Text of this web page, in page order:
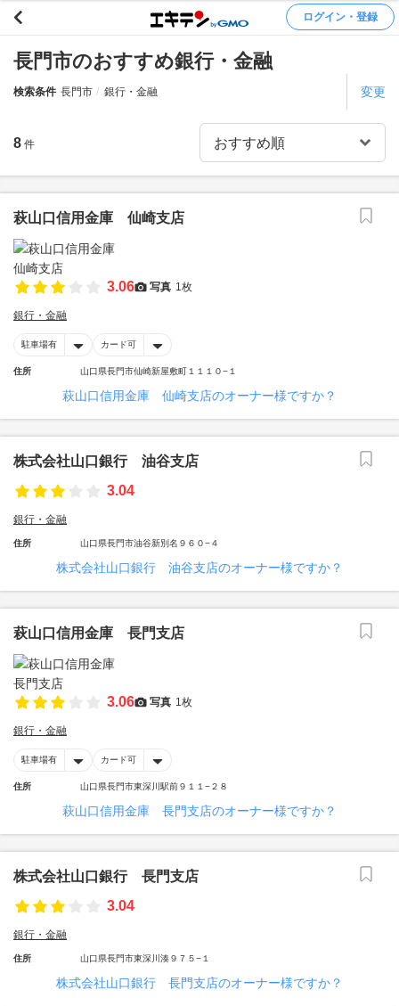
ログイン・登録
長門市のおすすめ銀行・金融
検索条件 長門市 銀行・金融 変更
8 件
萩山口信用金庫 仙崎支店
3.06 写真 1枚
銀行・金融
駐車場有 カード可
住所 山口県長門市仙崎新屋敷町１１１０−１
萩山口信用金庫 仙崎支店のオーナー様ですか？
株式会社山口銀行 油谷支店
3.04
銀行・金融
住所 山口県長門市油谷新別名９６０−４
株式会社山口銀行 油谷支店のオーナー様ですか？
萩山口信用金庫 長門支店
3.06 写真 1枚
銀行・金融
駐車場有 カード可
住所 山口県長門市東深川駅前９１１−２８
萩山口信用金庫 長門支店のオーナー様ですか？
株式会社山口銀行 長門支店
3.04
銀行・金融
住所 山口県長門市東深川湊９７５−１
株式会社山口銀行 長門支店のオーナー様ですか？